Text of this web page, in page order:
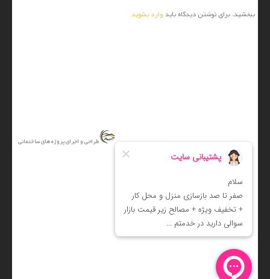
ببخشید، برای نوشتن دیدگاه باید وارد بشوید
طراحی و اجرای پروژه های ساختمانی
کلیه حقوق متعلق است به آتریم
راه اندازی :آرت دیزاین